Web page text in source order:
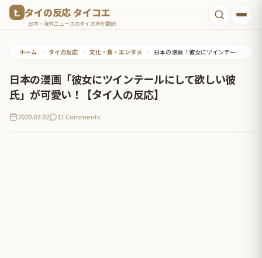
タイの反応 タイコエ
日本・海外ニュースのタイの声を翻訳
ホーム • タイの反応 • 文化・食・エンタメ • 日本の漫画「彼女にツインテールにして欲しい彼氏」が可愛い！【タイ人の反応】
日本の漫画「彼女にツインテールにして欲しい彼
氏」が可愛い！【タイ人の反応】
2020.02.02 11 Comments